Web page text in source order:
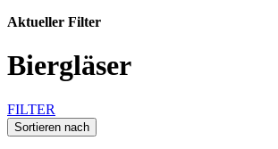
Aktueller Filter
Biergläser
FILTER
Sortieren nach